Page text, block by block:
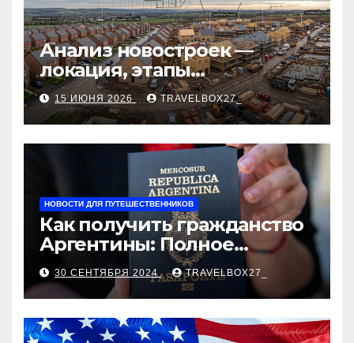
Анализ новостроек —
локация, этапы
строительства, проверка
застройщика, сценарии
оформления сделки и
рыночные ориентиры
15 ИЮНЯ 2026 TRAVELBOX27_
НОВОСТИ ДЛЯ ПУТЕШЕСТВЕННИКОВ
Как получить гражданство
Аргентины: Полное
руководство
30 СЕНТЯБРЯ 2024 TRAVELBOX27_